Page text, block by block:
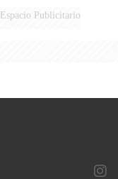
Espacio Publicitario